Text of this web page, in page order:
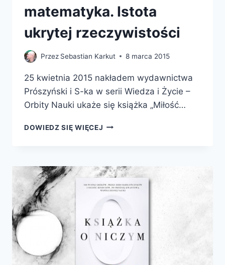
matematyka. Istota
ukrytej rzeczywistości
Przez Sebastian Karkut 8 marca 2015
25 kwietnia 2015 nakładem wydawnictwa
Prószyński i S-ka w serii Wiedza i Życie –
Orbity Nauki ukaże się książka „Miłość…
DOWIEDZ SIĘ WIĘCEJ JUŻ
I
MATEMATYKA.
ISTOTA
UKRYTEJ
RZECZYWISTOŚCI